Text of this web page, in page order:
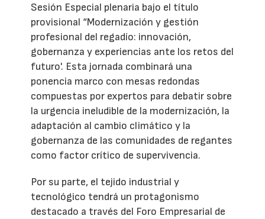
Sesión Especial plenaria bajo el título
provisional “Modernización y gestión
profesional del regadío: innovación,
gobernanza y experiencias ante los retos del
futuro'. Esta jornada combinará una
ponencia marco con mesas redondas
compuestas por expertos para debatir sobre
la urgencia ineludible de la modernización, la
adaptación al cambio climático y la
gobernanza de las comunidades de regantes
como factor crítico de supervivencia.
Por su parte, el tejido industrial y
tecnológico tendrá un protagonismo
destacado a través del Foro Empresarial de